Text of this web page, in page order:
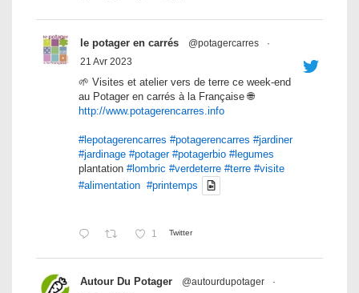
le potager en carrés @potagercarres
·
21 Avr 2023
🌱 Visites et atelier vers de terre ce week-end
au Potager en carrés à la Française 🌐
http://www.potagerencarres.info
#lepotagerencarres #potagerencarres #jardiner
#jardinage #potager #potagerbio #legumes
plantation #lombric #verdeterre #terre #visite
#alimentation #printemps
1 Twitter
Autour Du Potager @autourdupotager
·